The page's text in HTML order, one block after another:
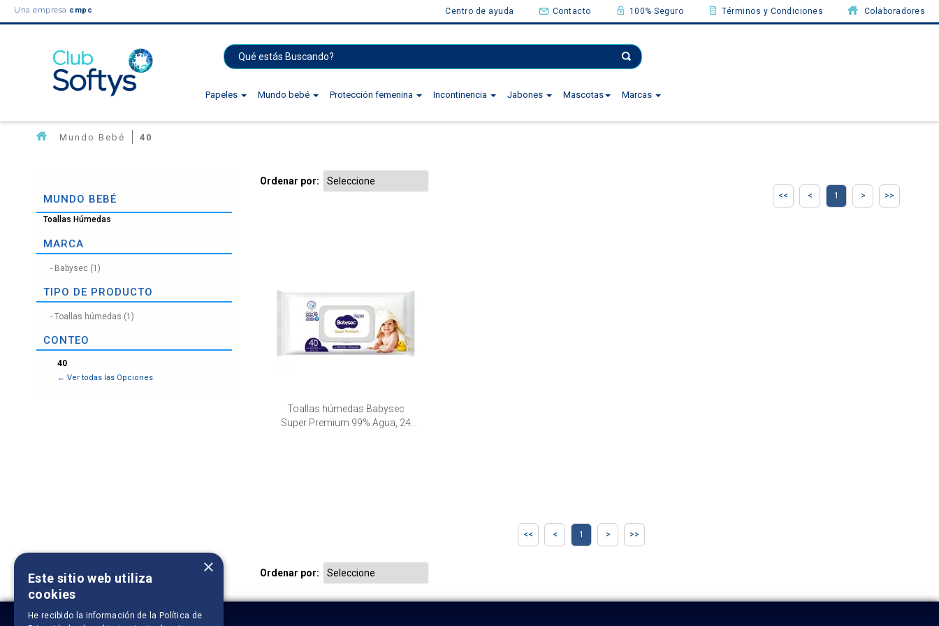
Una empresa cmpc Centro de ayuda Contacto 100% Seguro Términos y Condiciones Colaboradores
Papeles Mundo bebé Protección femenina Incontinencia Jabones Mascotas Marcas
Mundo Bebé 40
MUNDO BEBÉ
Toallas Húmedas
MARCA
Babysec (1)
TIPO DE PRODUCTO
Toallas húmedas (1)
CONTEO
40
Ordenar por:
1
Toallas húmedas Babysec
Super Premium 99% Agua, 24
1
Ordenar por:
×
Este sitio web utiliza
cookies
He recibido la información de la Política de